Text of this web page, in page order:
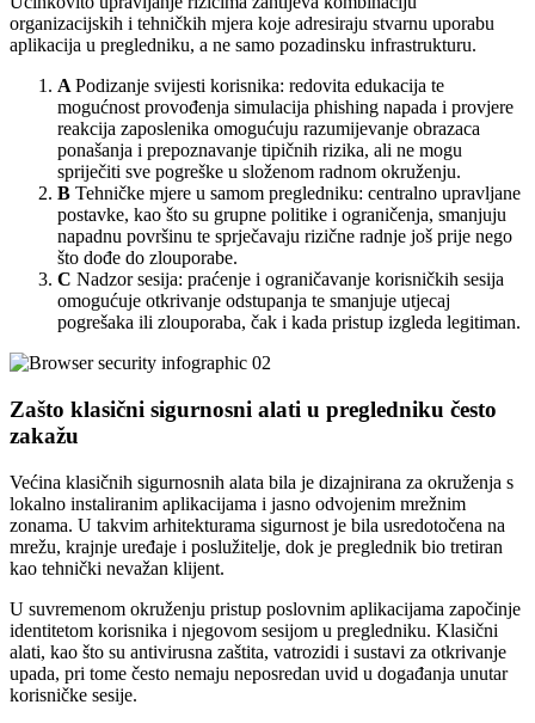
organizacijskih i tehničkih mjera koje adresiraju stvarnu uporabu
aplikacija u pregledniku, a ne samo pozadinsku infrastrukturu.
A Podizanje svijesti korisnika: redovita edukacija te
mogućnost provođenja simulacija phishing napada i provjere
reakcija zaposlenika omogućuju razumijevanje obrazaca
ponašanja i prepoznavanje tipičnih rizika, ali ne mogu
spriječiti sve pogreške u složenom radnom okruženju.
B Tehničke mjere u samom pregledniku: centralno upravljane
postavke, kao što su grupne politike i ograničenja, smanjuju
napadnu površinu te sprječavaju rizične radnje još prije nego
što dođe do zlouporabe.
C Nadzor sesija: praćenje i ograničavanje korisničkih sesija
omogućuje otkrivanje odstupanja te smanjuje utjecaj
pogrešaka ili zlouporaba, čak i kada pristup izgleda legitiman.
Zašto klasični sigurnosni alati u pregledniku često
zakažu
Većina klasičnih sigurnosnih alata bila je dizajnirana za okruženja s
lokalno instaliranim aplikacijama i jasno odvojenim mrežnim
zonama. U takvim arhitekturama sigurnost je bila usredotočena na
mrežu, krajnje uređaje i poslužitelje, dok je preglednik bio tretiran
kao tehnički nevažan klijent.
U suvremenom okruženju pristup poslovnim aplikacijama započinje
identitetom korisnika i njegovom sesijom u pregledniku. Klasični
alati, kao što su antivirusna zaštita, vatrozidi i sustavi za otkrivanje
upada, pri tome često nemaju neposredan uvid u događanja unutar
korisničke sesije.